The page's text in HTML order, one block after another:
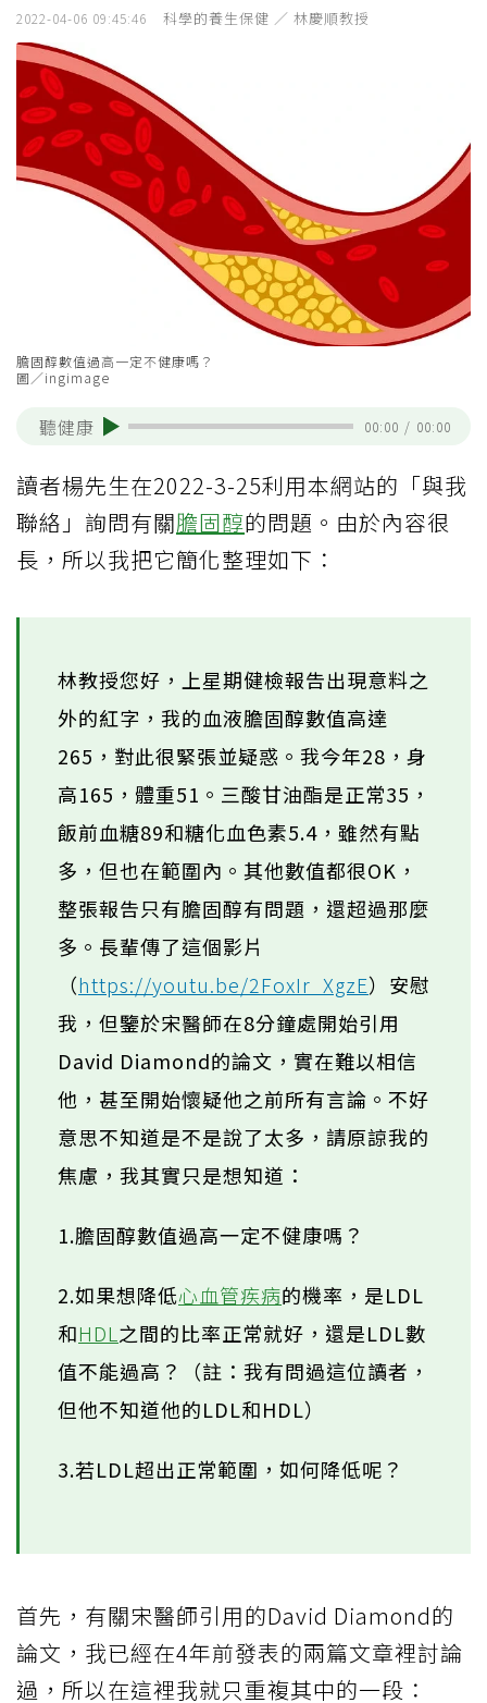
2022-04-06 09:45:46 科學的養生保健 ／ 林慶順教授
膽固醇數值過高一定不健康嗎？
圖／ingimage
聽健康 00:00 / 00:00
讀者楊先生在2022-3-25利用本網站的「與我
聯絡」詢問有關膽固醇的問題。由於內容很
長，所以我把它簡化整理如下：
林教授您好，上星期健檢報告出現意料之
外的紅字，我的血液膽固醇數值高達
265，對此很緊張並疑惑。我今年28，身
高165，體重51。三酸甘油酯是正常35，
飯前血糖89和糖化血色素5.4，雖然有點
多，但也在範圍內。其他數值都很OK，
整張報告只有膽固醇有問題，還超過那麼
多。長輩傳了這個影片
（https://youtu.be/2FoxIr_XgzE）安慰
我，但鑒於宋醫師在8分鐘處開始引用
David Diamond的論文，實在難以相信
他，甚至開始懷疑他之前所有言論。不好
意思不知道是不是說了太多，請原諒我的
焦慮，我其實只是想知道：
1.膽固醇數值過高一定不健康嗎？
2.如果想降低心血管疾病的機率，是LDL
和HDL 之間的比率正常就好，還是LDL數
值不能過高？（註：我有問過這位讀者，
但他不知道他的LDL和HDL）
3.若LDL超出正常範圍，如何降低呢？
首先，有關宋醫師引用的David Diamond的
論文，我已經在4年前發表的兩篇文章裡討論
過，所以在這裡我就只重複其中的一段：